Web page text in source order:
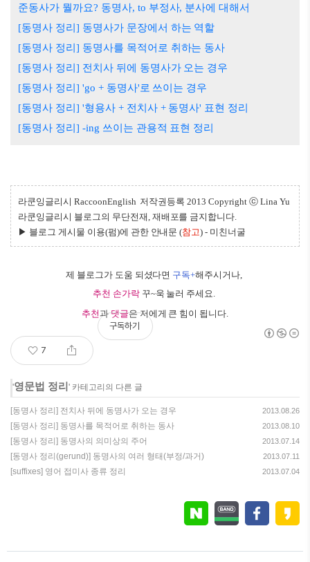
준동사가 뭘까요? 동명사, to 부정사, 분사에 대해서
[동명사 정리] 동명사가 문장에서 하는 역할
[동명사 정리] 동명사를 목적어로 취하는 동사
[동명사 정리] 전치사 뒤에 동명사가 오는 경우
[동명사 정리] 'go + 동명사'로 쓰이는 경우
[동명사 정리] '형용사 + 전치사 + 동명사' 표현 정리
[동명사 정리] -ing 쓰이는 관용적 표현 정리
라쿤잉글리시 RaccoonEnglish 저작권등록2013 Copyright ⓒLina Yu
라쿤잉글리시 블로그의 무단전재, 재배포를 금지합니다.
▶ 블로그 게시물 이용(펌)에 관한 안내문 (참고) - 미친너굴
제 블로그가 도움 되셨다면 구독+해주시거나,
추천 손가락꾸~욱 눌러 주세요.
추천과댓글은 저에게 큰 힘이 됩니다.
7
구독하기
'영문법 정리 ' 카테고리의 다른 글
[동명사 정리] 전치사 뒤에 동명사가 오는 경우 2013.08.26
[동명사 정리] 동명사를 목적어로 취하는 동사 2013.08.10
[동명사 정리] 동명사의 의미상의 주어 2013.07.14
[동명사 정리(gerund)] 동명사의 여러 형태(부정/과거) 2013.07.11
[suffixes] 영어 접미사 종류 정리 2013.07.04